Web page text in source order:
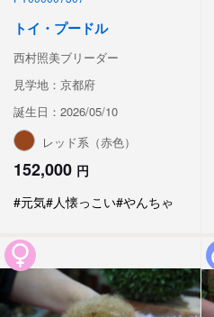
トイ・プードル
西村照美ブリーダー
見学地：京都府
誕生日：2026/05/10
レッド系（赤色）
152,000 円
#元気#人懐っこい#やんちゃ